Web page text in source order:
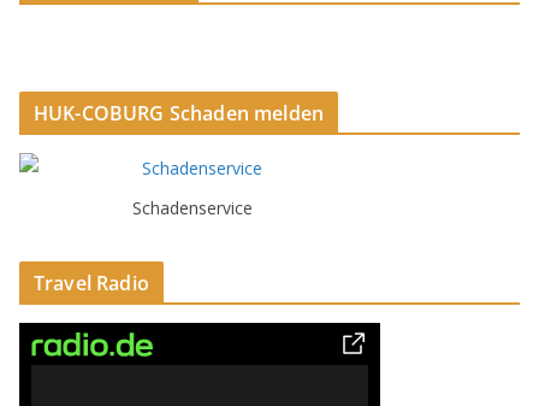
HUK-COBURG Schaden melden
Schadenservice
Travel Radio